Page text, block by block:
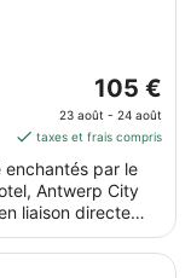
Le
prix
est
de 105 €
par
nuit
août
105 €
23 août - 24 août
taxes et frais compris
par le
Antwerp City
liaison directe
quelques minutes
les prestations de